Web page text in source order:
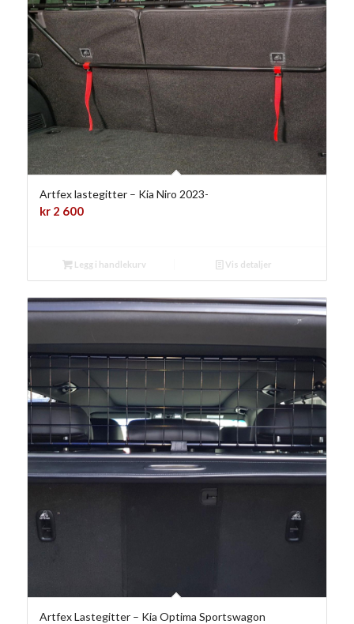
Artfex lastegitter – Kia Niro 2023-
kr2 600
Legg i handlekurv Vis detaljer
Artfex Lastegitter – Kia Optima Sportswagon